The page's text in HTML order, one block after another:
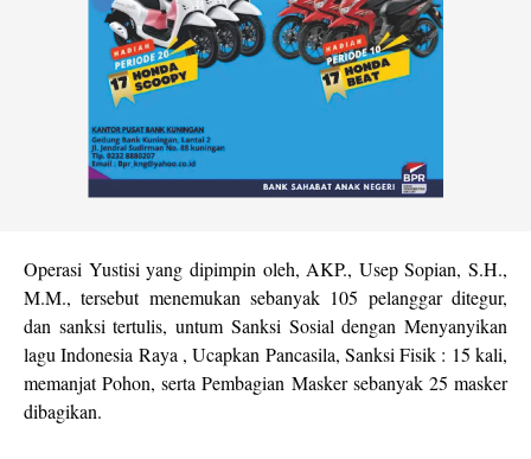
Operasi Yustisi yang dipimpin oleh, AKP., Usep Sopian, S.H.,
M.M., tersebut menemukan sebanyak 105 pelanggar ditegur,
dan sanksi tertulis, untum Sanksi Sosial dengan Menyanyikan
lagu Indonesia Raya , Ucapkan Pancasila, Sanksi Fisik : 15 kali,
memanjat Pohon, serta Pembagian Masker sebanyak 25 masker
dibagikan.